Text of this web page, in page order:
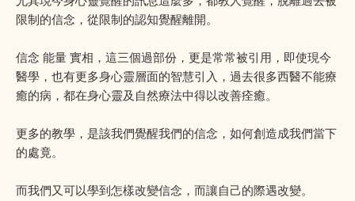
限制的信念，從限制的認知覺醒離開。
信念 能量 實相，這三個過部份，更是常常被引用，即使現今
醫學，也有更多身心靈層面的智慧引入，過去很多西醫不能療
癒的病，都在身心靈及自然療法中得以改善痊癒。
更多的教學，是該我們覺醒我們的信念，如何創造成我們當下
的處竟。
而我們又可以學到怎樣改變信念，而讓自己的際遇改變。